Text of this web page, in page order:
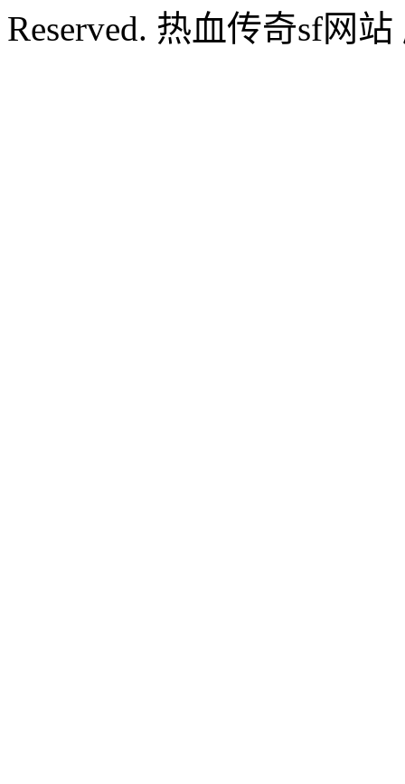
Reserved. 热血传奇sf网